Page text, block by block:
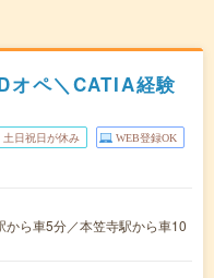
オペ＼CATIA経験
土日祝日が休み WEB登録OK
ら車5分／本笠寺駅から車10